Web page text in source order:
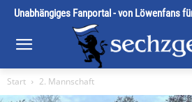
Unabhängiges Fanportal - von Löwenfans
Start 2. Mannschaft